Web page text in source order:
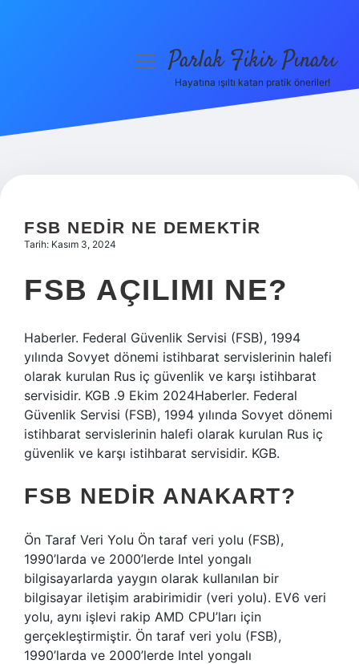
Hakkımızda
menüyüParlak Fikir Pınarı
Hayatına ışıltı katan pratik öneriler!
FSB NEDIR NE DEMEKTIR
Tarih: Kasım 3, 2024
FSB AÇILIMI NE?
Haberler. Federal Güvenlik Servisi (FSB), 1994
yılında Sovyet dönemi istihbarat servislerinin halefi
olarak kurulan Rus iç güvenlik ve karşı istihbarat
servisidir. KGB .9 Ekim 2024Haberler. Federal
Güvenlik Servisi (FSB), 1994 yılında Sovyet dönemi
istihbarat servislerinin halefi olarak kurulan Rus iç
güvenlik ve karşı istihbarat servisidir. KGB.
FSB NEDIR ANAKART?
Ön Taraf Veri Yolu Ön taraf veri yolu (FSB),
1990’larda ve 2000’lerde Intel yongalı
bilgisayarlarda yaygın olarak kullanılan bir
bilgisayar iletişim arabirimidir (veri yolu). EV6 veri
yolu, aynı işlevi rakip AMD CPU’ları için
gerçekleştirmiştir. Ön taraf veri yolu (FSB),
1990’larda ve 2000’lerde Intel yongalı